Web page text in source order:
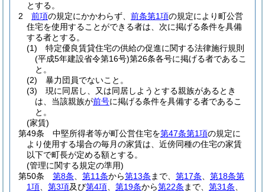
とする。
2
前項の規定にかかわらず、 前条第1項の規定により町公営
住宅を使用することができる者は、次に掲げる条件を具備
する者とする。
(1)
特定優良賃貸住宅の供給の促進に関する法律施行規則
(平成5年建設省令第16号)第26条各号に掲げる者であるこ
と。
(2)
暴力団員でないこと。
(3)
現に同居し、又は同居しようとする親族があるとき
は、当該親族が前号に掲げる条件を具備する者であるこ
と。
(家賃)
第49条
中堅所得者等が町公営住宅を第47条第1項の規定に
より使用する場合の毎月の家賃は、近傍同種の住宅の家賃
以下で町長が定める額とする。
(管理に関する規定の準用)
第50条
第8条 第11条から第13条 まで、 第17条
第18条第
1項
第3項及び第4項 第19条から第22条 まで、 第31条